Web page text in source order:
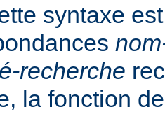
syntaxe
recherche
la fonction